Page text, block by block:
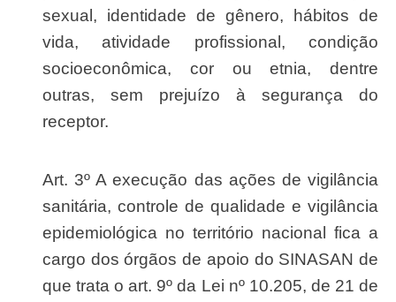
sexual, identidade de gênero, hábitos de
vida, atividade profissional, condição
socioeconômica, cor ou etnia, dentre
outras, sem prejuízo à segurança do
receptor.
Art. 3º A execução das ações de vigilância
sanitária, controle de qualidade e vigilância
epidemiológica no território nacional fica a
cargo dos órgãos de apoio do SINASAN de
que trata o art. 9º da Lei nº 10.205, de 21 de